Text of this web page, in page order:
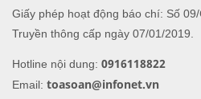
Giấy phép hoạt động báo chí: Số
Truyền thông cấp ngày 07/01/2019.
Hotline nội dung: 0916118822
Email: toasoan@infonet.vn